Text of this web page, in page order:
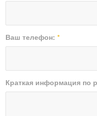
Ваш телефон:*
Краткая информация по